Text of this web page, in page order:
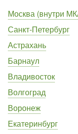
Москва (внутри
Санкт-Петербург
Астрахань
Барнаул
Владивосток
Волгоград
Воронеж
Екатеринбург